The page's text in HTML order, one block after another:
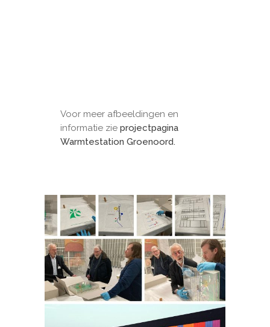
Voor meer afbeeldingen en
informatie zie projectpagina
Warmtestation Groenoord.